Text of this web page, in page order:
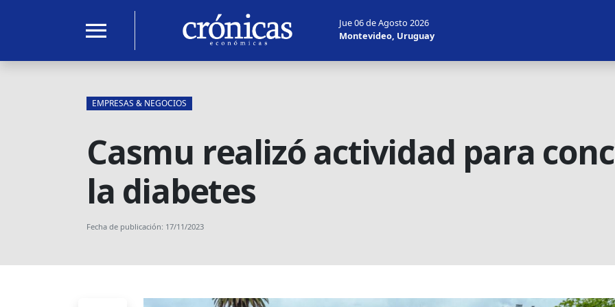
menu
Jue 06 de Agosto 2026
Montevideo, Uruguay
EMPRESAS & NEGOCIOS
Casmu realizó actividad para
la diabetes
Fecha de publicación: 17/11/2023